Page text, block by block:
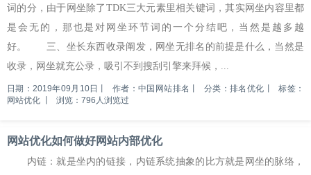
词的分，由于网坐除了TDK三大元素里相关键词，其实网坐内容里都
是会无的，那也是对网坐环节词的一个分结吧，当然是越多越
好。 三、坐长东西收录阐发，网坐无排名的前提是什么，当然是
收录，网坐就充公录，吸引不到搜刮引擎来拜候，...
日期：2019年09月10日 作者：中国网站排名 分类：排名优化
标签：
网站优化
浏览：796人浏览过
网站优化如何做好网站内部优化
内链：就是坐内的链接，内链系统抽象的比方就是网坐的脉络，